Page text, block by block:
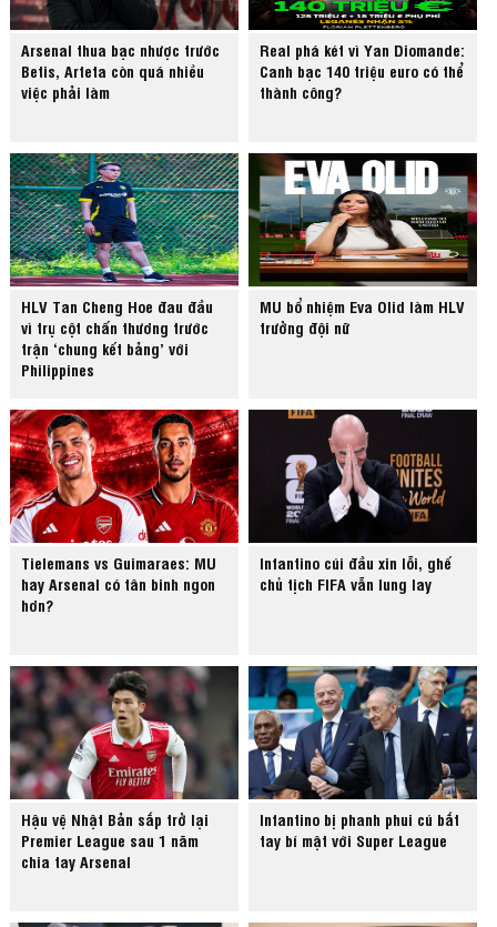
Arsenal thua bạc nhược trước
Betis, Arteta còn quá nhiều
việc phải làm
Real phá két vì Yan Diomande:
Canh bạc 140 triệu euro có thể
thành công?
HLV Tan Cheng Hoe đau đầu
vì trụ cột chấn thương trước
trận ‘chung kết bảng’ với
Philippines
MU bổ nhiệm Eva Olid làm HLV
trưởng đội nữ
Tielemans vs Guimaraes: MU
hay Arsenal có tân binh ngon
hơn?
Infantino cúi đầu xin lỗi, ghế
chủ tịch FIFA vẫn lung lay
Hậu vệ Nhật Bản sắp trở lại
Premier League sau 1 năm
chia tay Arsenal
Infantino bị phanh phui cú bắt
tay bí mật với Super League